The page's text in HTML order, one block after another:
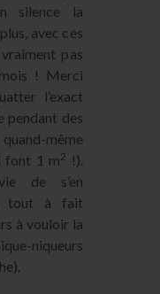
silence la
avec ces
vraiment pas
! Merci
l’exact
pendant des
même
font 1 m2 !).
de s’en
tout à fait
à vouloir la
niqueurs